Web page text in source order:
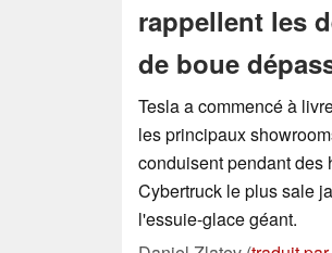
rappellent les
de boue
Tesla a commencé à
les principaux
conduisent pendant des
Cybertruck le plus sale
l'essuie-glace géant.